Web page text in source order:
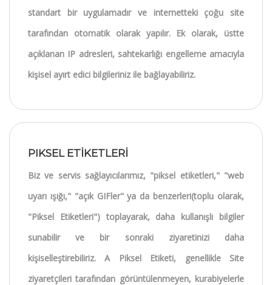
standart bir uygulamadır ve internetteki çoğu site
tarafından otomatik olarak yapılır. Ek olarak, üstte
açıklanan IP adresleri, sahtekarlığı engelleme amacıyla
kişisel ayırt edici bilgileriniz ile bağlayabiliriz.
PIKSEL ETİKETLERİ
Biz ve servis sağlayıcılarımız, "piksel etiketleri," "web
uyarı ışığı," "açık GIFler" ya da benzerleri(toplu olarak,
"Piksel Etiketleri") toplayarak, daha kullanışlı bilgiler
sunabilir ve bir sonraki ziyaretinizi daha
kişiselleştirebiliriz. A Piksel Etiketi, genellikle Site
ziyaretçileri tarafından görüntülenmeyen, kurabiyelerle